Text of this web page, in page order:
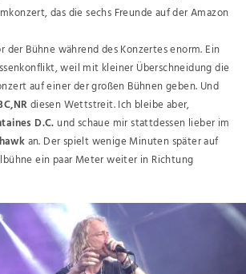
das die sechs Freunde auf der Amazon
der Bühne während des Konzertes enorm. Ein
weil mit kleiner Überschneidung die
auf einer der großen Bühnen geben. Und
diesen Wettstreit. Ich bleibe aber,
D.C. und schaue mir stattdessen lieber im
an. Der spielt wenige Minuten später auf
ein paar Meter weiter in Richtung